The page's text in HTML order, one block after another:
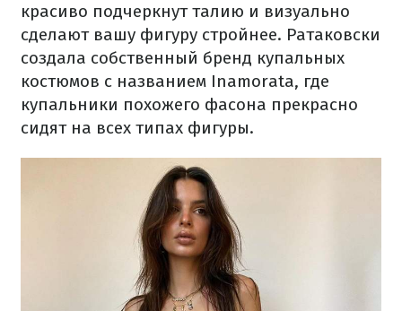
красиво подчеркнут талию и визуально
сделают вашу фигуру стройнее. Ратаковски
создала собственный бренд купальных
костюмов с названием Inamorata, где
купальники похожего фасона прекрасно
сидят на всех типах фигуры.